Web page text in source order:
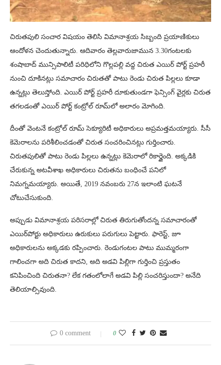
చిరుతపులి సంచార విషయం తెలిసి విమానాశ్రయ సిబ్బంది ప్రయాణికులు
ఆందోళన చెందుతున్నారు. ఆదివారం తెల్లవారుజామున 3.30గంటలకు
శంషాబాద్ మున్సిపాలిటీ పరిధిలోని గొల్లపల్లి వద్ద చిరుత ఎయిర్ పోర్ట్ ప్రహరీ
నుంచి దూకినట్లు సమాచారం చిరుతతో పాటు రెండు చిరుత పిల్లలు కూడా
ఉన్నట్లు తెలుస్తోంది. ఎయిర్ పోర్ట్ ప్రహరీ దూకుతుండగా ఫెన్సింగ్ వైర్లకు చిరుత
తగలడంతో ఎయిర్ పోర్ట్ కంట్రోల్ రూమ్‌లో అలారం మోగింది.
దీంతో వెంటనే కంట్రోల్ రూమ్ సెక్యూరిటీ అధికారులు అప్రమత్తమయ్యారు. సీసీ
కెమెరాలను పరిశీలించడంతో చిరుత సంచరించినట్లు గుర్తించారు.
చిరుతపులితో పాటు రెండు పిల్లలు ఉన్నట్లు కెమెరాలో రికార్డైంది. అక్కడికి
చేరుకున్న అటవీశాఖ అధికారులు చిరుతను బంధించే పనిలో
నిమగ్నమయ్యారు. అయితే, 2019 నవంబరు 27న ఇలాంటి ఘటనే
చోటుచేసుకుంది.
అప్పుడు విమానాశ్రయ పరిసరాల్లో చిరుత తిరుగుతోందన్న సమాచారంతో
ఎయిర్‌పోర్టు అధికారులు ఉరుకులు పరుగులు పెట్టారు. ఫారెస్ట్, జూ
అధికారులను అక్కడకు రప్పించారు. రెండుగంటల పాటు ముమ్మరంగా
గాలించగా అది చిరుత కాదని, అది అడవి పిల్లిగా గుర్తించి ప్రస్తుతం
కనిపించింది చిరుతనా? లేక గతంలోలాగే అడవి పిల్లి సంచరిస్తుందా? అనేది
తెలియాల్సివుంది.
0 comment 0